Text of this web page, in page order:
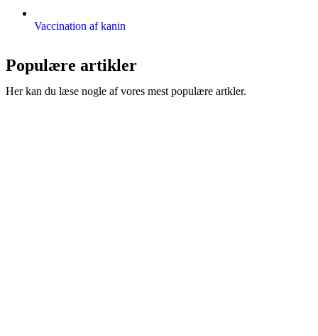
Vaccination af kanin
Populære artikler
Her kan du læse nogle af vores mest populære artkler.